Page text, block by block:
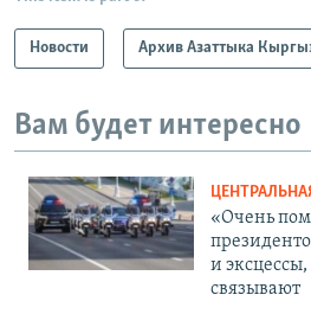
Новости Архив Азаттыка
Вам будет интересно
«Очень
и
связывают